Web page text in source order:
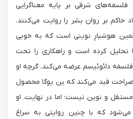
فلسفه‌های شرقی بر پایه معناگرایی
حاکم بر روان بشر را روایت می‌کنند.
هوشیارِ نوینی است که به خوبی
تحلیل کرده است و راهکاری را تحت
فلسفه دائوئیسم عرضه می‌کند. گرچه او
قید می‌کند که ین یوگا محصول
و نوین نیست؛ اما در نهایت، او
که با چنین روایتی به سراغ